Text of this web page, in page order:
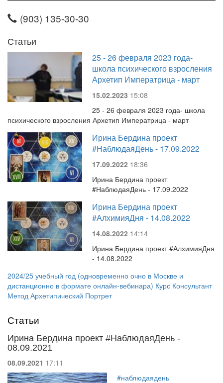
(903) 135-30-30
Статьи
25 - 26 февраля 2023 года-
школа психического взросления
Архетип Императрица - март
15.02.2023 15:08
25 - 26 февраля 2023 года- школа
психического взросления Архетип Императрица - март
Ирина Бердина проект
#НаблюдаяДень - 17.09.2022
17.09.2022 18:36
Ирина Бердина проект
#НаблюдаяДень - 17.09.2022
Ирина Бердина проект
#АлхимияДня - 14.08.2022
14.08.2022 14:14
Ирина Бердина проект #АлхимияДня
- 14.08.2022
2024/25 учебный год (одновременно очно в Москве и
дистанционно в формате онлайн-вебинара) Курс Консультант
Метод Архетипический Портрет
Статьи
Ирина Бердина проект #НаблюдаяДень -
08.09.2021
08.09.2021 17:11
#наблюдаядень